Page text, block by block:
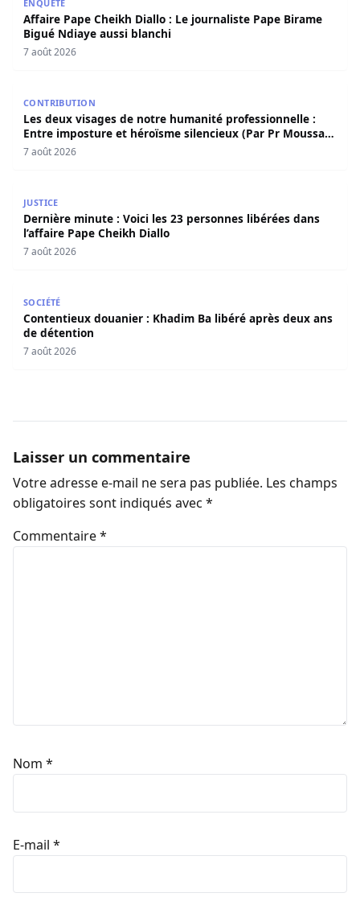
ENQUÊTE
Affaire Pape Cheikh Diallo : Le journaliste Pape Birame
Bigué Ndiaye aussi blanchi
7 août 2026
CONTRIBUTION
Les deux visages de notre humanité professionnelle :
Entre imposture et héroïsme silencieux (Par Pr Moussa
Seydi)
7 août 2026
JUSTICE
Dernière minute : Voici les 23 personnes libérées dans
l’affaire Pape Cheikh Diallo
7 août 2026
SOCIÉTÉ
Contentieux douanier : Khadim Ba libéré après deux ans
de détention
7 août 2026
Laisser un commentaire
Votre adresse e-mail ne sera pas publiée. Les champs
obligatoires sont indiqués avec *
Commentaire*
Nom *
E-mail *